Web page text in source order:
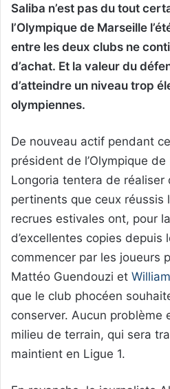
Saliba n’est pas du tout
l’Olympique de Marseille
entre les deux clubs ne
d’achat. Et la valeur du
d’atteindre un niveau trop
olympiennes.
De nouveau actif pendant
président de l’Olympique
Longoria tentera de réaliser
pertinents que ceux réussis
recrues estivales ont, pour
d’excellentes copies
commencer par les joueurs
Mattéo Guendouzi et
que le club phocéen
conserver. Aucun problème
milieu de terrain, qui sera
maintient en Ligue 1.